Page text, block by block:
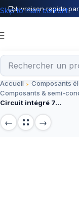
Livraison rapide
Skip to main content
Accueil
Composants
Composants & semi-
Circuit intégré 74LS279 pour projets électroniques et robotiques